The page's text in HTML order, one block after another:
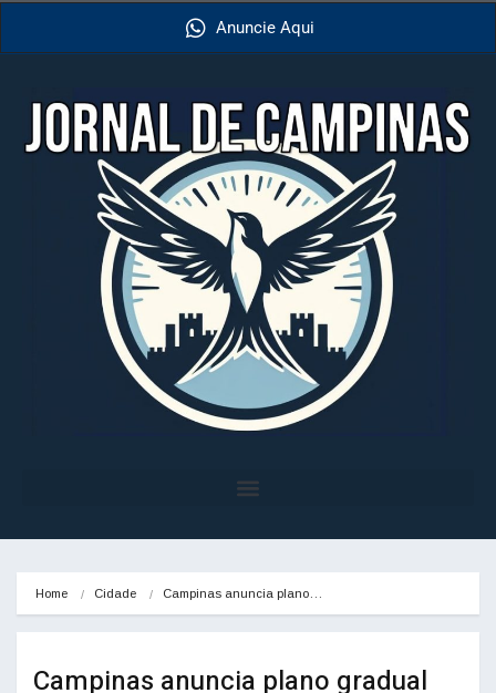
Anuncie Aqui
Home Cidade Campinas anuncia plano…
Campinas anuncia plano gradual